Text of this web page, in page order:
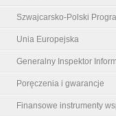
Szwajcarsko-Polski
Unia Europejska
Generalny Inspektor
Poręczenia i gwarancje
Finansowe instrumenty